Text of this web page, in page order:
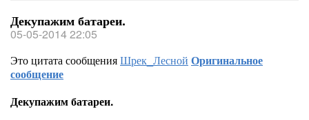
Декупажим батареи.
05-05-2014 22:05
Это цитата сообщенияШрек_Лесной Оригинальное
сообщение
Декупажим батареи.